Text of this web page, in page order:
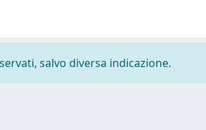
salvo diversa indicazione.